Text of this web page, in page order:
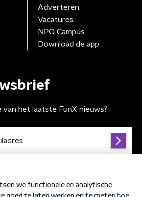
Adverteren
Vacatures
NPO Campus
Download de app
het laatste FunX-nieuws?